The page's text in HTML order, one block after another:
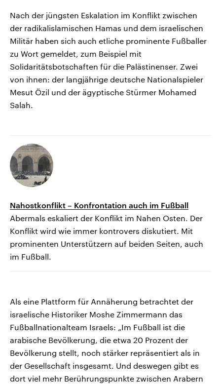
Nach der jüngsten Eskalation im Konflikt zwischen
der radikalislamischen Hamas und dem israelischen
Militär haben sich auch etliche prominente Fußballer
zu Wort gemeldet, zum Beispiel mit
Solidaritätsbotschaften für die Palästinenser. Zwei
von ihnen: der langjährige deutsche Nationalspieler
Mesut Özil und der ägyptische Stürmer Mohamed
Salah.
Nahostkonflikt – Konfrontation auch im Fußball
Abermals eskaliert der Konflikt im Nahen Osten. Der
Konflikt wird wie immer kontrovers diskutiert. Mit
prominenten Unterstützern auf beiden Seiten, auch
im Fußball.
Als eine Plattform für Annäherung betrachtet der
israelische Historiker Moshe Zimmermann das
Fußballnationalteam Israels: „Im Fußball ist die
arabische Bevölkerung, die etwa 20 Prozent der
Bevölkerung stellt, noch stärker repräsentiert als in
der Gesellschaft insgesamt. Und deswegen gibt es
dort viel mehr Berührungspunkte zwischen Arabern